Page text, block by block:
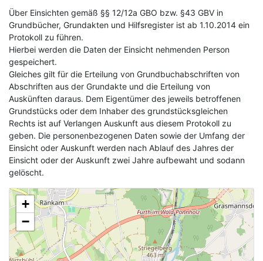
Über Einsichten gemäß §§ 12/12a GBO bzw. §43 GBV in
Grundbücher, Grundakten und Hilfsregister ist ab 1.10.2014 ein
Protokoll zu führen.
Hierbei werden die Daten der Einsicht nehmenden Person
gespeichert.
Gleiches gilt für die Erteilung von Grundbuchabschriften von
Abschriften aus der Grundakte und die Erteilung von
Auskünften daraus. Dem Eigentümer des jeweils betroffenen
Grundstücks oder dem Inhaber des grundstücksgleichen
Rechts ist auf Verlangen Auskunft aus diesem Protokoll zu
geben. Die personenbezogenen Daten sowie der Umfang der
Einsicht oder Auskunft werden nach Ablauf des Jahres der
Einsicht oder der Auskunft zwei Jahre aufbewaht und sodann
gelöscht.
+
−